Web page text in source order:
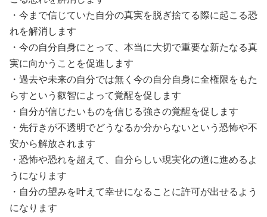
・今まで信じていた自分の真実を脱ぎ捨てる際に起こる恐
れを解消します
・今の自分自身にとって、本当に大切で重要な新たなる真
実に向かうことを促進します
・過去や未来の自分では無く今の自分自身に全権限をもた
らすという叡智によって覚醒を促します
・自分が信じたいものを信じる強さの覚醒を促します
・先行きが不透明でどうなるか分からないという恐怖や不
安から解放されます
・恐怖や恐れを超えて、自分らしい現実化の道に進めるよ
うになります
・自分の望みを叶えて幸せになることに許可が出せるよう
になります